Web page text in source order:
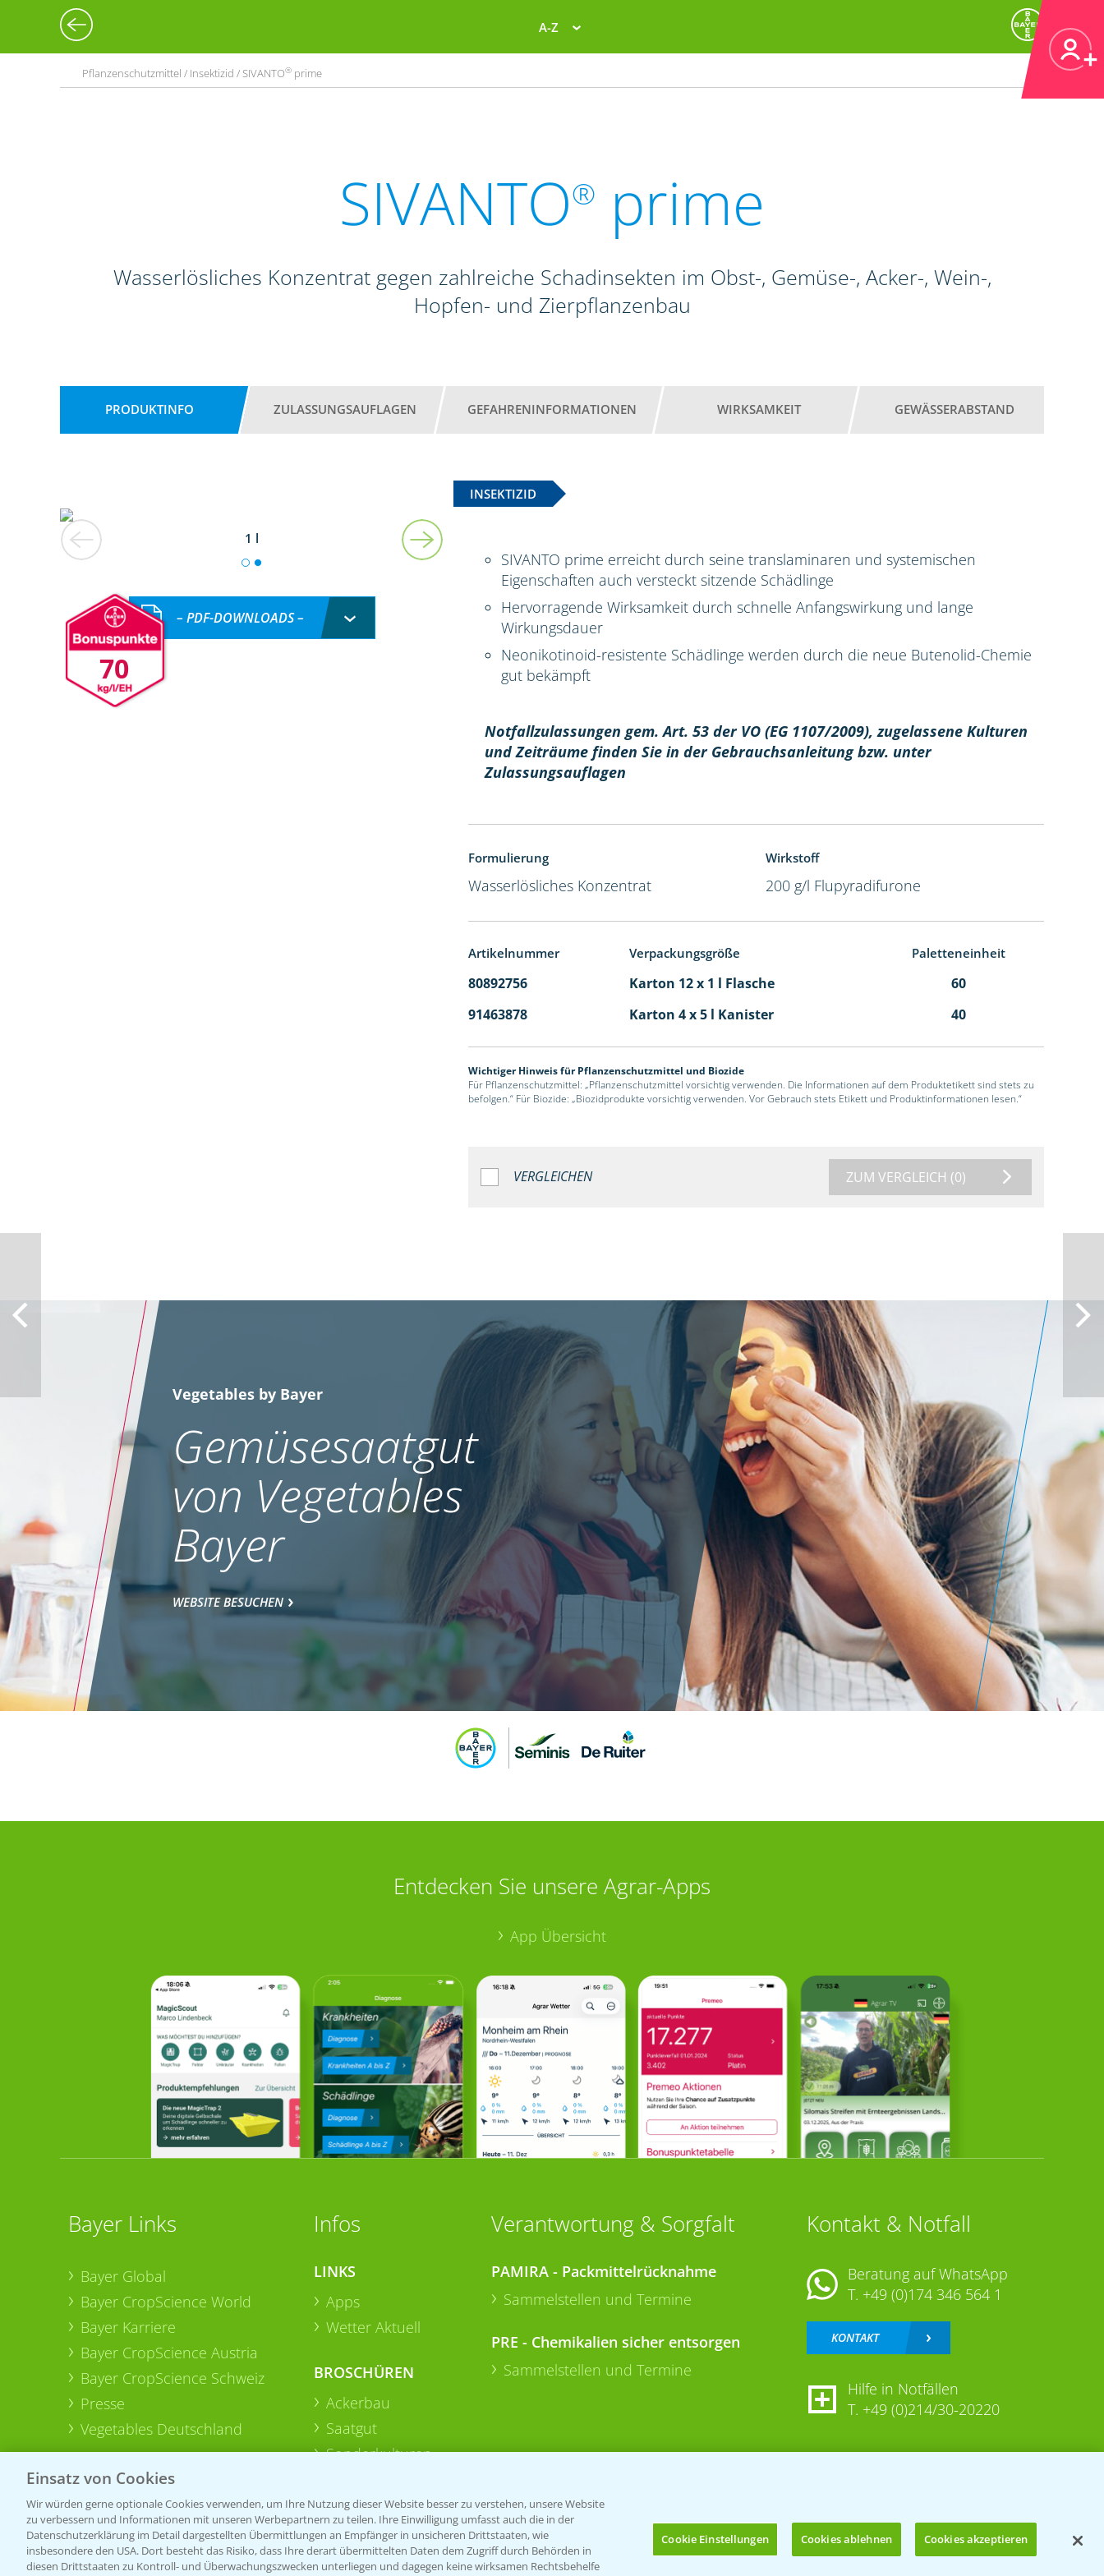
A-Z
Pflanzenschutzmittel / Insektizid / SIVANTO® prime
SIVANTO® prime
Wasserlösliches Konzentrat gegen zahlreiche Schadinsekten im Obst-, Gemüse-, Acker-, Wein-,
Hopfen- und Zierpflanzenbau
PRODUKTINFO ZULASSUNGSAUFLAGEN GEFAHRENINFORMATIONEN WIRKSAMKEIT GEWÄSSERABSTAND
INSEKTIZID
1 l
70
– PDF-DOWNLOADS –
SIVANTO prime erreicht durch seine translaminaren und systemischen
Eigenschaften auch versteckt sitzende Schädlinge
Hervorragende Wirksamkeit durch schnelle Anfangswirkung und lange
Wirkungsdauer
Neonikotinoid-resistente Schädlinge werden durch die neue Butenolid-Chemie
gut bekämpft
Notfallzulassungen gem. Art. 53 der VO (EG 1107/2009), zugelassene Kulturen
und Zeiträume finden Sie in der Gebrauchsanleitung bzw. unter
Zulassungsauflagen
Formulierung
Wasserlösliches Konzentrat
Wirkstoff
200 g/l Flupyradifurone
Artikelnummer Verpackungsgröße Paletteneinheit
80892756 Karton 12 x 1 l Flasche
60
91463878
Karton 4 x 5 l Kanister 40
Wichtiger Hinweis für Pflanzenschutzmittel und Biozide
Für Pflanzenschutzmittel: „Pflanzenschutzmittel vorsichtig verwenden. Die Informationen auf dem Produktetikett sind stets zu
befolgen.“ Für Biozide: „Biozidprodukte vorsichtig verwenden. Vor Gebrauch stets Etikett und Produktinformationen lesen.“
VERGLEICHEN ZUM VERGLEICH (0)
Vegetables by Bayer
Gemüsesaatgut
von Vegetables
Bayer
WEBSITE BESUCHEN
Entdecken Sie unsere Agrar-Apps
App Übersicht
Bayer Links
Bayer Global
Bayer CropScience World
Bayer Karriere
Bayer CropScience Austria
Bayer CropScience Schweiz
Presse
Vegetables Deutschland
Infos
LINKS
Apps
Wetter Aktuell
BROSCHÜREN
Ackerbau
Saatgut
Sonderkulturen
Verantwortung & Sorgfalt
PAMIRA - Packmittelrücknahme
Sammelstellen und Termine
PRE - Chemikalien sicher entsorgen
Sammelstellen und Termine
Kontakt & Notfall
Beratung auf WhatsApp
T. +49 (0)174 346 564 1
KONTAKT
Hilfe in Notfällen
T. +49 (0)214/30-20220
Einsatz von Cookies
Wir würden gerne optionale Cookies verwenden, um Ihre Nutzung dieser Website besser zu verstehen, unsere Website
zu verbessern und Informationen mit unseren Werbepartnern zu teilen. Ihre Einwilligung umfasst auch die in der
Datenschutzerklärung im Detail dargestellten Übermittlungen an Empfänger in unsicheren Drittstaaten, wie
insbesondere den USA. Dort besteht das Risiko, dass Ihre derart übermittelten Daten dem Zugriff durch Behörden in
diesen Drittstaaten zu Kontroll- und Überwachungszwecken unterliegen und dagegen keine wirksamen Rechtsbehelfe
Cookie Einstellungen Cookies ablehnen Cookies akzeptieren